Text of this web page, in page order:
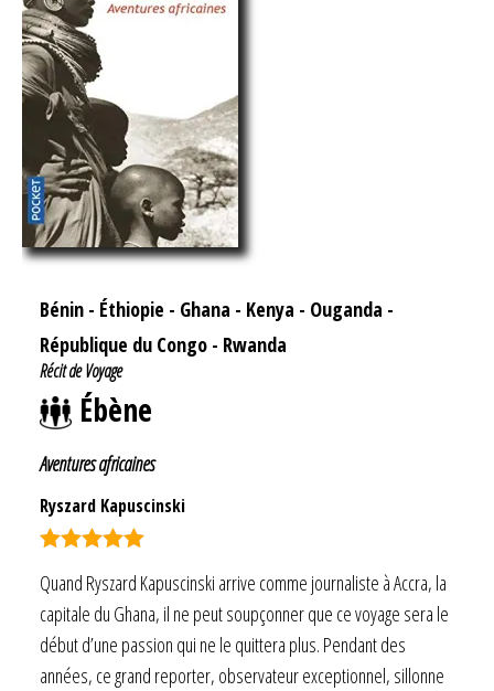
Bénin - Éthiopie - Ghana - Kenya - Ouganda -
République du Congo - Rwanda
Récit de Voyage
Ébène
Aventures africaines
Ryszard Kapuscinski
sur 5
Quand Ryszard Kapuscinski arrive comme journaliste à Accra, la
capitale du Ghana, il ne peut soupçonner que ce voyage sera le
début d’une passion qui ne le quittera plus. Pendant des
années, ce grand reporter, observateur exceptionnel, sillonne